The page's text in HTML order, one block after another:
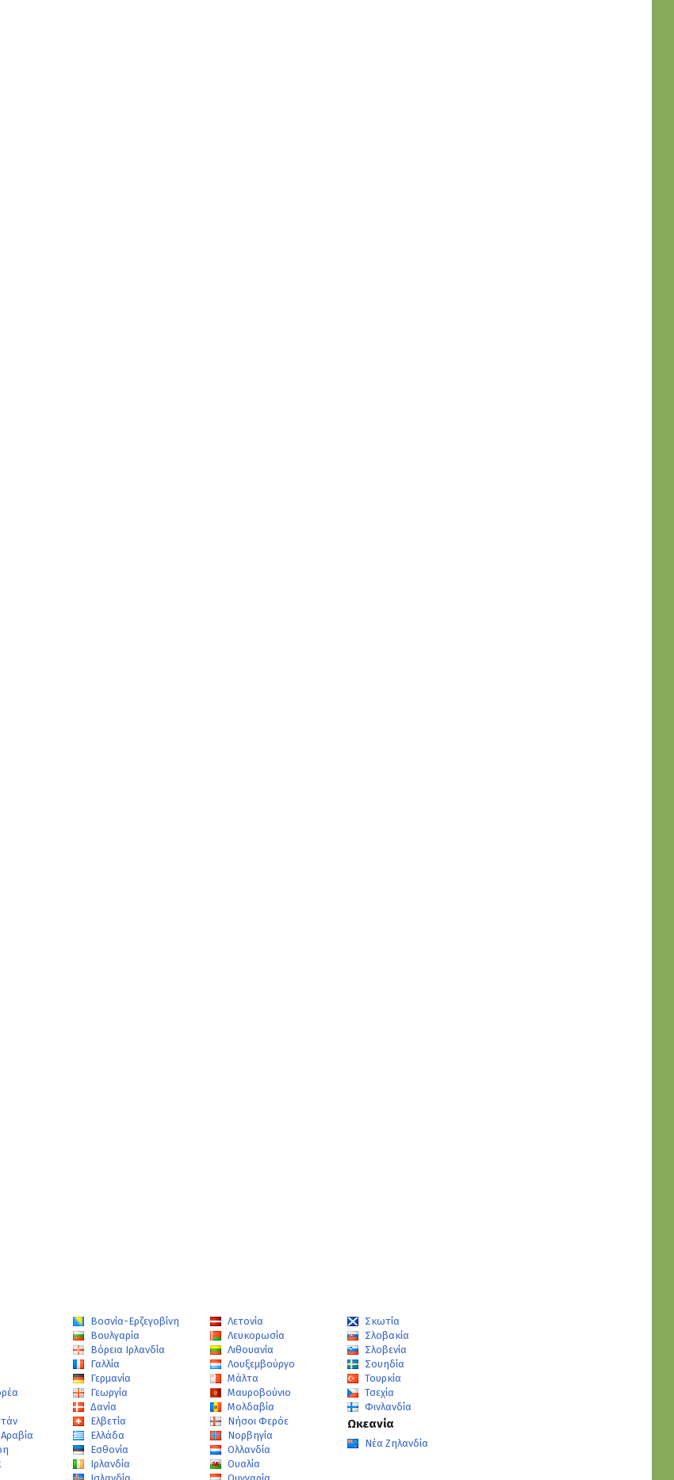
Βοσνία-Ερζεγοβίνη
Βουλγαρία
Βόρεια Ιρλανδία
Γαλλία
Γερμανία
Γεωργία
Δανία
Ελβετία
Ελλάδα
Εσθονία
Ιρλανδία
Λετονία
Λευκορωσία
Λιθουανία
Λουξεμβούργο
Μάλτα
Μαυροβούνιο
Μολδαβία
Νήσοι Φερόε
Νορβηγία
Ολλανδία
Ουαλία
Σκωτία
Σλοβακία
Σλοβενία
Σουηδία
Τουρκία
Τσεχία
Φινλανδία
Ωκεανία
Νέα Ζηλανδία